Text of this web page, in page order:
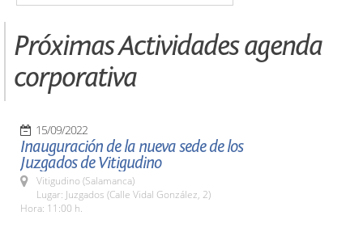
Próximas Actividades agenda
corporativa
15/09/2022
Inauguración de la nueva sede de los
Juzgados de Vitigudino
Vitigudino (Salamanca)
Lugar: Juzgados (Calle Vidal González, 2)
Hora: 11:00 h.